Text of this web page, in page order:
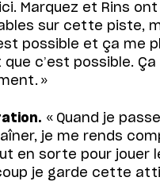
Marquez et Rins
sur cette piste,
possible et ça me
que c’est possible.
»
« Quand je
je me rends
en sorte pour jouer
je garde cette